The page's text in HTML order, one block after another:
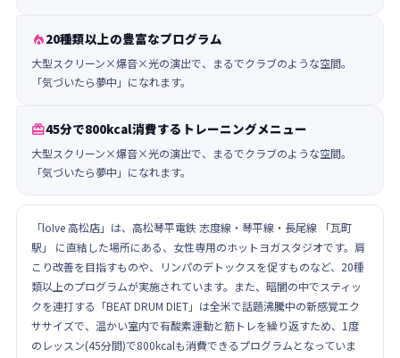
20種類以上の豊富なプログラム
大型スクリーン×爆音×光の演出で、まるでクラブのような空間。
「気づいたら夢中」になれます。
45分で800kcal消費するトレーニングメニュー
大型スクリーン×爆音×光の演出で、まるでクラブのような空間。
「気づいたら夢中」になれます。
「loIve 高松店」は、高松琴平電鉄 志度線・琴平線・長尾線 「瓦町
駅」 に直結した場所にある、女性専用のホットヨガスタジオです。肩
こり改善を目指すものや、リンパのデトックスを促すものなど、20種
類以上のプログラムが実施されています。また、暗闇の中でスティッ
クを連打する「BEAT DRUM DIET」は全米で話題沸騰中の新感覚エク
ササイズで、温かい室内で有酸素運動と筋トレを繰り返すため、1度
のレッスン(45分間)で800kcalも消費できるプログラムとなっていま